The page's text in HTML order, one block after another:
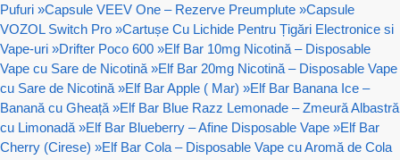
Pufuri »Capsule VEEV One – Rezerve Preumplute »Capsule
VOZOL Switch Pro »Cartușe Cu Lichide Pentru Țigări Electronice si
Vape-uri »Drifter Poco 600 »Elf Bar 10mg Nicotină – Disposable
Vape cu Sare de Nicotină »Elf Bar 20mg Nicotină – Disposable Vape
cu Sare de Nicotină »Elf Bar Apple ( Mar) »Elf Bar Banana Ice –
Banană cu Gheață »Elf Bar Blue Razz Lemonade – Zmeură Albastră
cu Limonadă »Elf Bar Blueberry – Afine Disposable Vape »Elf Bar
Cherry (Cirese) »Elf Bar Cola – Disposable Vape cu Aromă de Cola